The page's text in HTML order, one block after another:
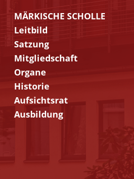
MÄRKISCHE SCHOLLE
Navigation
überspringen
Leitbild
Satzung
Mitgliedschaft
Organe
Historie
Aufsichtsrat
Ausbildung